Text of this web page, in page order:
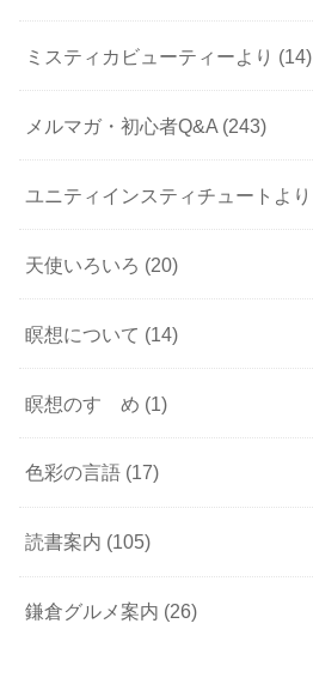
ミスティカビューティーより (14)
メルマガ・初心者Q&A (243)
ユニティインスティチュートより
天使いろいろ (20)
瞑想について (14)
瞑想のすゝめ (1)
色彩の言語 (17)
読書案内 (105)
鎌倉グルメ案内 (26)